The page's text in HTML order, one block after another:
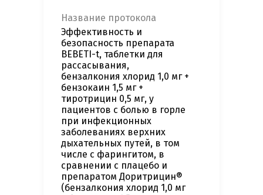
Название протокола
Эффективность и
безопасность препарата
BEBETI-t, таблетки для
рассасывания,
бензалкония хлорид 1,0 мг +
бензокаин 1,5 мг +
тиротрицин 0,5 мг, у
пациентов с болью в горле
при инфекционных
заболеваниях верхних
дыхательных путей, в том
числе с фарингитом, в
сравнении с плацебо и
препаратом Доритрицин®
(бензалкония хлорид 1,0 мг